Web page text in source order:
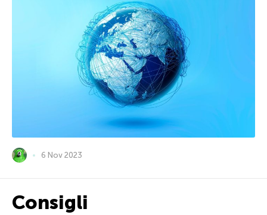
6 Nov 2023
Consigli